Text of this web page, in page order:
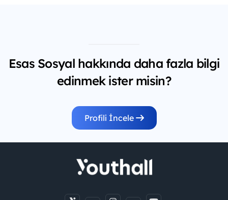
Esas Sosyal hakkında daha fazla bilgi
edinmek ister misin?
Profili İncele